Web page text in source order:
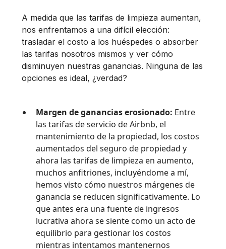
A medida que las tarifas de limpieza aumentan,
nos enfrentamos a una difícil elección:
trasladar el costo a los huéspedes o absorber
las tarifas nosotros mismos y ver cómo
disminuyen nuestras ganancias. Ninguna de las
opciones es ideal, ¿verdad?
Margen de ganancias erosionado: Entre
las tarifas de servicio de Airbnb, el
mantenimiento de la propiedad, los costos
aumentados del seguro de propiedad y
ahora las tarifas de limpieza en aumento,
muchos anfitriones, incluyéndome a mí,
hemos visto cómo nuestros márgenes de
ganancia se reducen significativamente. Lo
que antes era una fuente de ingresos
lucrativa ahora se siente como un acto de
equilibrio para gestionar los costos
mientras intentamos mantenernos